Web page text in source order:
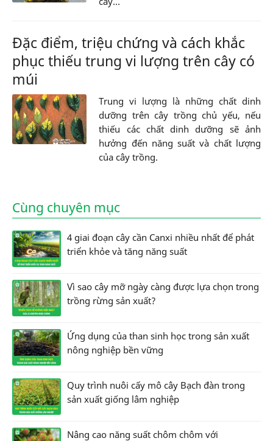
Đặc điểm, triệu chứng và cách khắc
phục thiếu trung vi lượng trên cây có
múi
Trung vi lượng là những chất dinh
dưỡng trên cây trồng chủ yếu, nếu
thiếu các chất dinh dưỡng sẽ ảnh
hưởng đến năng suất và chất lượng
của cây trồng.
Cùng chuyên mục
4 giai đoạn cây cần Canxi nhiều nhất để phát
triển khỏe và tăng năng suất
Vì sao cây mỡ ngày càng được lựa chọn trong
trồng rừng sản xuất?
Ứng dụng của than sinh học trong sản xuất
nông nghiệp bền vững
Quy trình nuôi cấy mô cây Bạch đàn trong
sản xuất giống lâm nghiệp
Nâng cao năng suất chôm chôm với